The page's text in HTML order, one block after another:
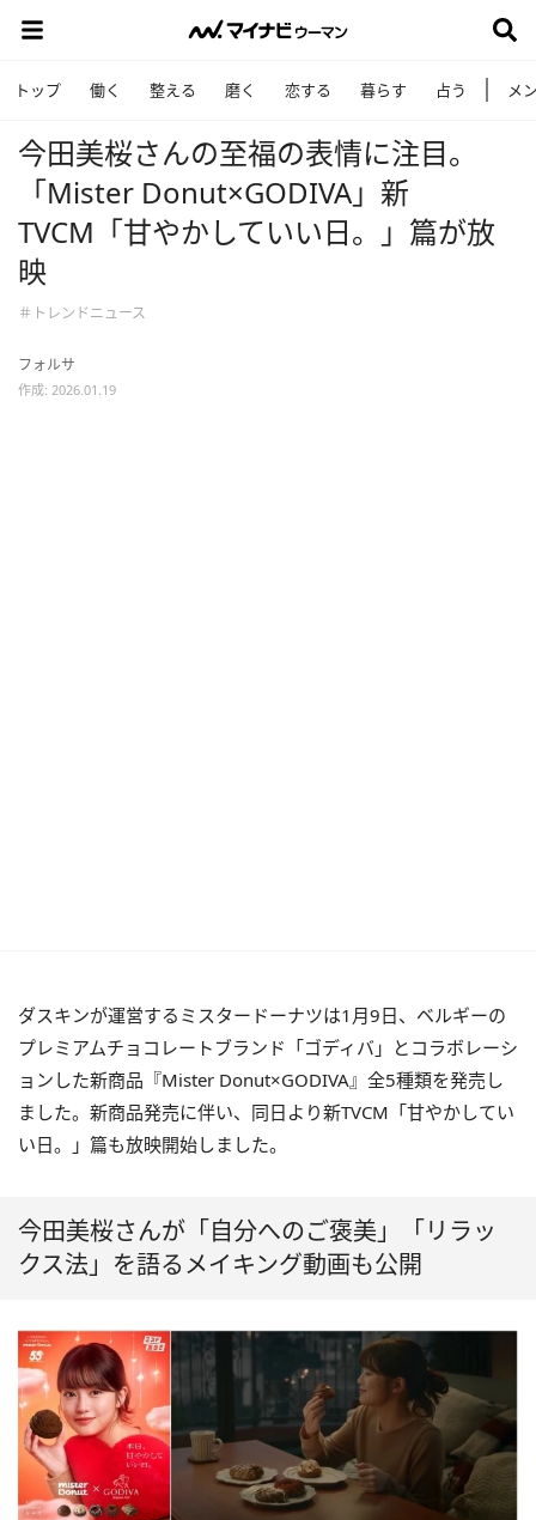
トップ 働く 整える 磨く 恋する 暮らす 占う メ
今田美桜さんの至福の表情に注目。
「Mister Donut×GODIVA」新
TVCM「甘やかしていい日。」篇が放
映
＃トレンドニュース
フォルサ
作成: 2026.01.19
ダスキンが運営するミスタードーナツは1月9日、ベルギーの
プレミアムチョコレートブランド「ゴディバ」とコラボレーシ
ョンした新商品『Mister Donut×GODIVA』全5種類を発売し
ました。新商品発売に伴い、同日より新TVCM「甘やかしてい
い日。」篇も放映開始しました。
今田美桜さんが「自分へのご褒美」「リラッ
クス法」を語るメイキング動画も公開